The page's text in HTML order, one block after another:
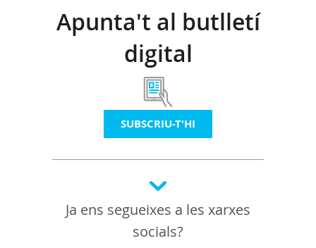
Apunta't al butlletí
digital
SUBSCRIU-T'HI
Ja ens segueixes a les xarxes
socials?